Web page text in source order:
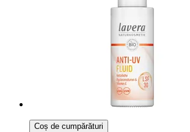
Coș de cumpărături